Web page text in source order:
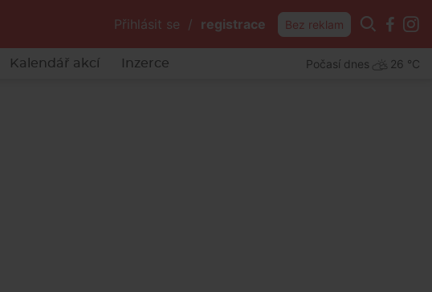
Přihlásit se / registrace Bez reklam
Kalendář akcí Inzerce Počasí dnes 26 °C